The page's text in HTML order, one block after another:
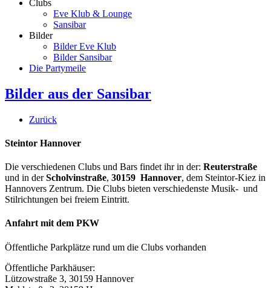
Clubs
Eve Klub & Lounge
Sansibar
Bilder
Bilder Eve Klub
Bilder Sansibar
Die Partymeile
Bilder aus der Sansibar
Zurück
Steintor Hannover
Die verschiedenen Clubs und Bars findet ihr in der: Reuterstraße
und in derScholvinstraße, 30159 Hannover, dem Steintor-Kiez in
Hannovers Zentrum. Die Clubs bieten verschiedenste Musik- und
Stilrichtungen bei freiem Eintritt.
Anfahrt mit dem PKW
Öffentliche Parkplätze rund um die Clubs vorhanden
Öffentliche Parkhäuser:
Lützowstraße 3, 30159 Hannover